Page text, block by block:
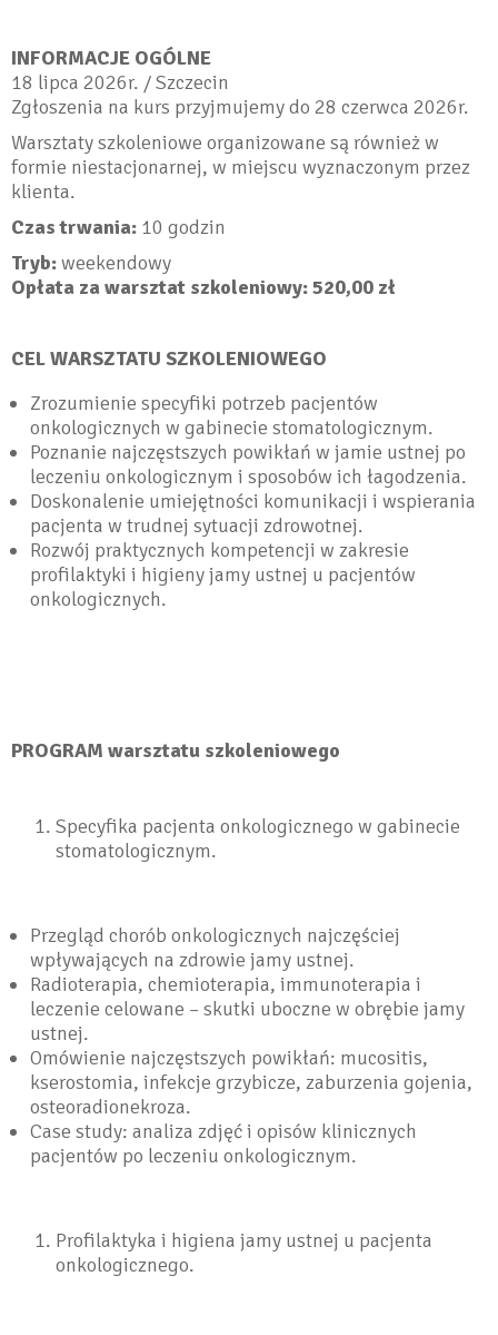
INFORMACJE OGÓLNE
18 lipca 2026r. / Szczecin
Zgłoszenia na kurs przyjmujemy do 28 czerwca 2026r.
Warsztaty szkoleniowe organizowane są również w
formie niestacjonarnej, w miejscu wyznaczonym przez
klienta.
Czas trwania: 10 godzin
Tryb:weekendowy
Opłata za warsztat szkoleniowy: 520,00 zł
CEL WARSZTATU SZKOLENIOWEGO
Zrozumienie specyfiki potrzeb pacjentów
onkologicznych w gabinecie stomatologicznym.
Poznanie najczęstszych powikłań w jamie ustnej po
leczeniu onkologicznym i sposobów ich łagodzenia.
Doskonalenie umiejętności komunikacji i wspierania
pacjenta w trudnej sytuacji zdrowotnej.
Rozwój praktycznych kompetencji w zakresie
profilaktyki i higieny jamy ustnej u pacjentów
onkologicznych.
PROGRAM warsztatu szkoleniowego
Specyfika pacjenta onkologicznego w gabinecie
stomatologicznym.
Przegląd chorób onkologicznych najczęściej
wpływających na zdrowie jamy ustnej.
Radioterapia, chemioterapia, immunoterapia i
leczenie celowane – skutki uboczne w obrębie jamy
ustnej.
Omówienie najczęstszych powikłań: mucositis,
kserostomia, infekcje grzybicze, zaburzenia gojenia,
osteoradionekroza.
Case study: analiza zdjęć i opisów klinicznych
pacjentów po leczeniu onkologicznym.
Profilaktyka i higiena jamy ustnej u pacjenta
onkologicznego.